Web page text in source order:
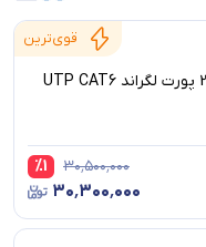
قوی‌ترین
پچ پنل 24 پورت لگراند UTP CAT6
۳۰٬۵۰۰٬۰۰۰ %1
۳۰٬۳۰۰٬۰۰۰